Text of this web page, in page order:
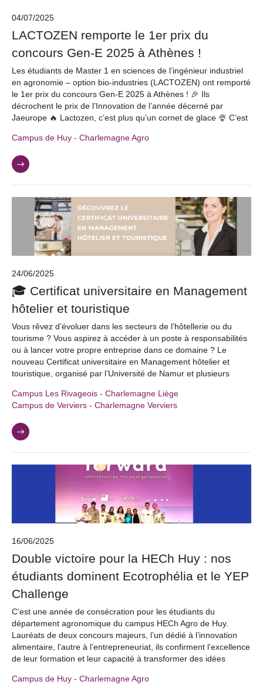
04/07/2025
LACTOZEN remporte le 1er prix du
concours Gen-E 2025 à Athènes !
Les étudiants de Master 1 en sciences de l’ingénieur industriel
en agronomie – option bio-industries (LACTOZEN) ont remporté
le 1er prix du concours Gen-E 2025 à Athènes ! 🎉 Ils
décrochent le prix de l’Innovation de l’année décerné par
Jaeurope 🔥 Lactozen, c’est plus qu’un cornet de glace 🍨 C’est
Campus de Huy - Charlemagne Agro
24/06/2025
🎓 Certificat universitaire en Management
hôtelier et touristique
Vous rêvez d’évoluer dans les secteurs de l’hôtellerie ou du
tourisme ? Vous aspirez à accéder à un poste à responsabilités
ou à lancer votre propre entreprise dans ce domaine ? Le
nouveau Certificat universitaire en Management hôtelier et
touristique, organisé par l’Université de Namur et plusieurs
Campus Les Rivageois - Charlemagne Liège
Campus de Verviers - Charlemagne Verviers
16/06/2025
Double victoire pour la HECh Huy : nos
étudiants dominent Ecotrophélia et le YEP
Challenge
C’est une année de consécration pour les étudiants du
département agronomique du campus HECh Agro de Huy.
Lauréats de deux concours majeurs, l’un dédié à l’innovation
alimentaire, l’autre à l’entrepreneuriat, ils confirment l’excellence
de leur formation et leur capacité à transformer des idées
Campus de Huy - Charlemagne Agro